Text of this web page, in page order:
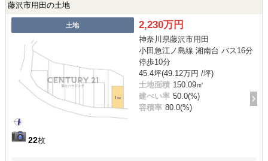
藤沢市用田の土地
土地
22枚
2,230万円
神奈川県藤沢市用田
小田急江ノ島線 湘南台 バス16分
停歩10分
45.4坪(49.12万円 /坪)
土地面積 150.09㎡
建ぺい率 50.0(%)
容積率 80.0(%)